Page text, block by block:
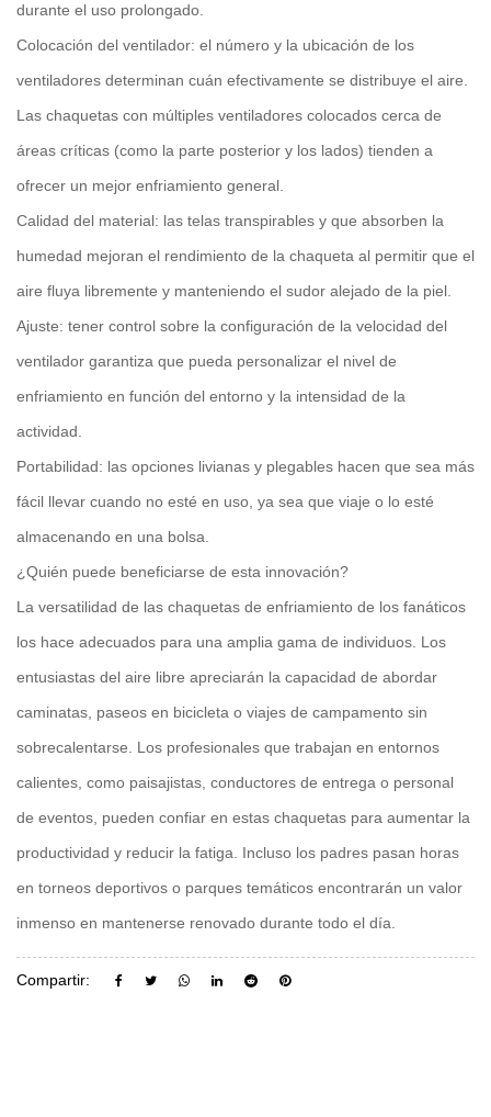
durante el uso prolongado.
Colocación del ventilador: el número y la ubicación de los
ventiladores determinan cuán efectivamente se distribuye el aire.
Las chaquetas con múltiples ventiladores colocados cerca de
áreas críticas (como la parte posterior y los lados) tienden a
ofrecer un mejor enfriamiento general.
Calidad del material: las telas transpirables y que absorben la
humedad mejoran el rendimiento de la chaqueta al permitir que el
aire fluya libremente y manteniendo el sudor alejado de la piel.
Ajuste: tener control sobre la configuración de la velocidad del
ventilador garantiza que pueda personalizar el nivel de
enfriamiento en función del entorno y la intensidad de la
actividad.
Portabilidad: las opciones livianas y plegables hacen que sea más
fácil llevar cuando no esté en uso, ya sea que viaje o lo esté
almacenando en una bolsa.
¿Quién puede beneficiarse de esta innovación?
La versatilidad de las chaquetas de enfriamiento de los fanáticos
los hace adecuados para una amplia gama de individuos. Los
entusiastas del aire libre apreciarán la capacidad de abordar
caminatas, paseos en bicicleta o viajes de campamento sin
sobrecalentarse. Los profesionales que trabajan en entornos
calientes, como paisajistas, conductores de entrega o personal
de eventos, pueden confiar en estas chaquetas para aumentar la
productividad y reducir la fatiga. Incluso los padres pasan horas
en torneos deportivos o parques temáticos encontrarán un valor
inmenso en mantenerse renovado durante todo el día.
Compartir: